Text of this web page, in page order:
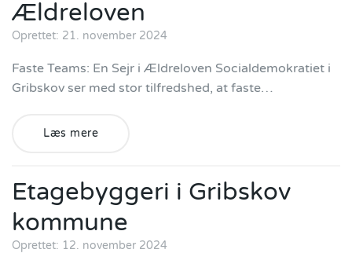
Ældreloven
Oprettet: 21. november 2024
Faste Teams: En Sejr i Ældreloven Socialdemokratiet i
Gribskov ser med stor tilfredshed, at faste…
Læs mere
Etagebyggeri i Gribskov
kommune
Oprettet: 12. november 2024